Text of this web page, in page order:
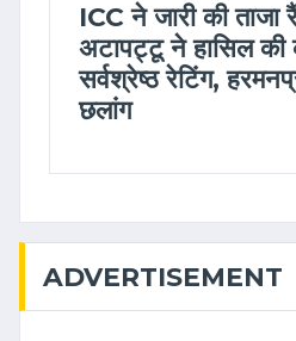
ICC ने जारी की ताजा
अटापट्टू ने हासिल की
सर्वश्रेष्ठ रेटिंग,
छलांग
ADVERTISEMENT